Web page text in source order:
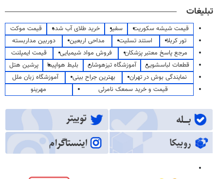
تبلیغات
قیمت شیشه سکوریت سفیر خرید طلای آب شده
قیمت موکت
تور کربلا
استند تسلیت مداحی اربعین
دوربین مداربسته
مرجع پاسخ معتبر پزشکان
فروش مواد شیمیایی
قیمت ایمپلنت
قطعات لباسشویی
آموزشگاه تیزهوشان بلیط هواپیما
پرشین هتل
نمایندگی بوش در تهران
بهترین جراح بینی
آموزشگاه زبان ملل
قیمت و خرید سمعک نامرئی
مهرینو